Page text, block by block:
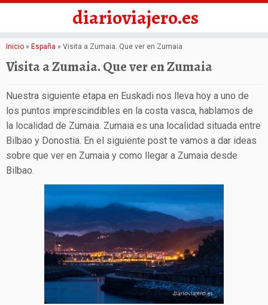
Saltar
al
contenido
diarioviajero.es
Inicio » España » Visita a Zumaia. Que ver en Zumaia
Visita a Zumaia. Que ver en Zumaia
Nuestra siguiente etapa en Euskadi nos lleva hoy a uno de
los puntos imprescindibles en la costa vasca, hablamos de
la localidad de Zumaia. Zumaia es una localidad situada entre
Bilbao y Donostia. En el siguiente post te vamos a dar ideas
sobre que ver en Zumaia y como llegar a Zumaia desde
Bilbao.